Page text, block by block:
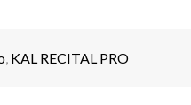
, KAL RECITAL PRO